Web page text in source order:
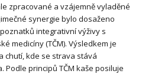
zpracované a vzájemně vyladěné
synergie bylo dosaženo
integrativní výživy s
medicíny (TČM). Výsledkem je
chutí, kde se strava stává
Podle principů TČM kaše posiluje